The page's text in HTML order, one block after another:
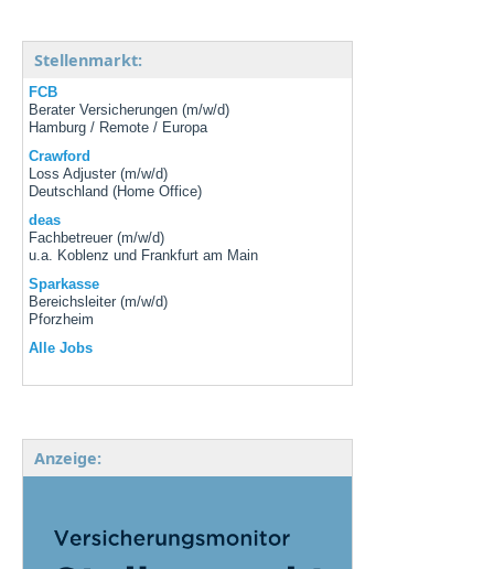
Stellenmarkt:
FCB
Berater Versicherungen (m/w/d)
Hamburg / Remote / Europa
Crawford
Loss Adjuster (m/w/d)
Deutschland (Home Office)
deas
Fachbetreuer (m/w/d)
u.a. Koblenz und Frankfurt am Main
Sparkasse
Bereichsleiter (m/w/d)
Pforzheim
Alle Jobs
Anzeige: